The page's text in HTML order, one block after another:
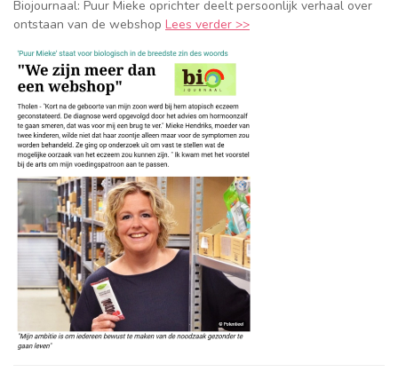
Biojournaal: Puur Mieke oprichter deelt persoonlijk verhaal over
ontstaan van de webshop Lees verder >>